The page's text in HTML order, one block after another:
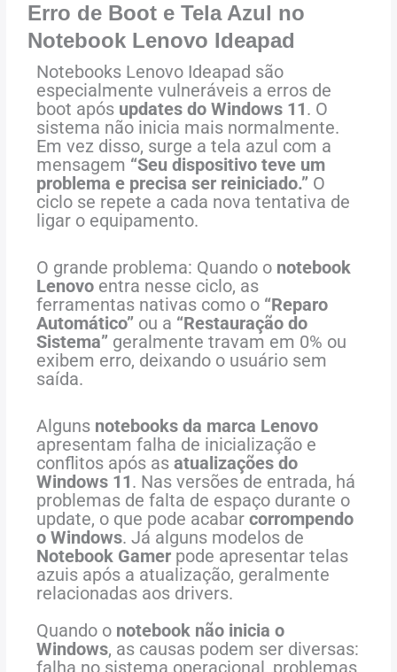
Erro de Boot e Tela Azul no
Notebook Lenovo Ideapad
Notebooks Lenovo Ideapad são
especialmente vulneráveis a erros de
boot após updates do Windows 11. O
sistema não inicia mais normalmente.
Em vez disso, surge a tela azul com a
mensagem “Seu dispositivo teve um
problema e precisa ser reiniciado.” O
ciclo se repete a cada nova tentativa de
ligar o equipamento.
O grande problema: Quando o notebook
Lenovo entra nesse ciclo, as
ferramentas nativas como o “Reparo
Automático” ou a “Restauração do
Sistema” geralmente travam em 0% ou
exibem erro, deixando o usuário sem
saída.
Alguns notebooks da marca Lenovo
apresentam falha de inicialização e
conflitos após asatualizações do
Windows 11. Nas versões de entrada, há
problemas de falta de espaço durante o
update, o que pode acabarcorrompendo
o Windows. Já alguns modelos de
Notebook Gamer pode apresentar telas
azuis após a atualização, geralmente
relacionadas aos drivers.
Quando o notebook não inicia o
Windows, as causas podem ser diversas: